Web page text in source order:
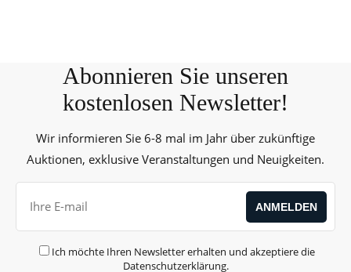
Abonnieren Sie unseren
kostenlosen Newsletter!
Wir informieren Sie 6-8 mal im Jahr über zukünftige
Auktionen, exklusive Veranstaltungen und Neuigkeiten.
Ich möchte Ihren Newsletter erhalten und akzeptiere die
Datenschutzerklärung.